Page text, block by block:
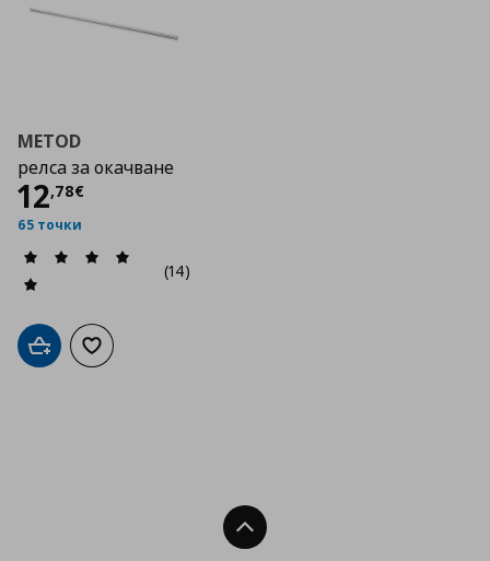
METOD
релса за окачване
12,78€
Цена
65 точки
(14)
Добави в кошницата
Добави към списъка с любими
Нагоре